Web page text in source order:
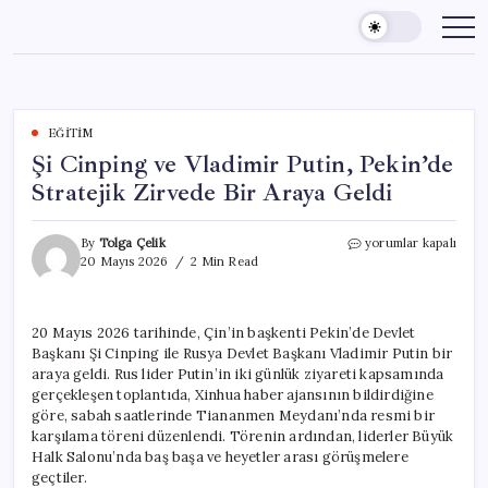
content
EĞITIM
Şi Cinping ve Vladimir Putin, Pekin’de
Stratejik Zirvede Bir Araya Geldi
By Tolga Çelik
20 Mayıs 2026
2 Min Read
Şi
Pekin’de
Stratejik
Zirvede
Bir
Geldi
için
yorumlar kapalı
20 Mayıs 2026 tarihinde, Çin’in başkenti Pekin’de Devlet
Başkanı Şi Cinping ile Rusya Devlet Başkanı Vladimir Putin bir
araya geldi. Rus lider Putin’in iki günlük ziyareti kapsamında
gerçekleşen toplantıda, Xinhua haber ajansının bildirdiğine
göre, sabah saatlerinde Tiananmen Meydanı’nda resmi bir
karşılama töreni düzenlendi. Törenin ardından, liderler Büyük
Halk Salonu’nda baş başa ve heyetler arası görüşmelere
geçtiler.